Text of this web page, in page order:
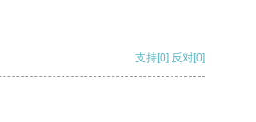
支持[0] 反对[0]